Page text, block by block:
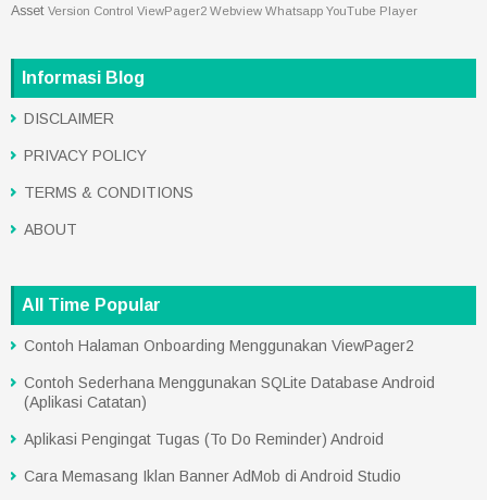
Asset Version Control ViewPager2 Webview Whatsapp YouTube Player
Informasi Blog
DISCLAIMER
PRIVACY POLICY
TERMS & CONDITIONS
ABOUT
All Time Popular
Contoh Halaman Onboarding Menggunakan ViewPager2
Contoh Sederhana Menggunakan SQLite Database Android
(Aplikasi Catatan)
Aplikasi Pengingat Tugas (To Do Reminder) Android
Cara Memasang Iklan Banner AdMob di Android Studio